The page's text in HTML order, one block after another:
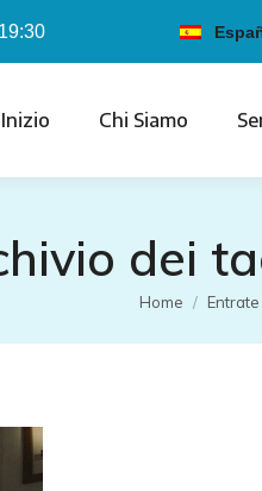
Inizio Chi Siamo
dei
Tu sei qui:
Home